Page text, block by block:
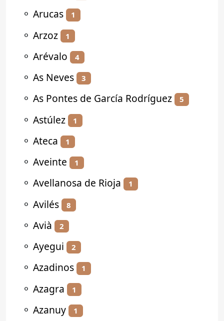
⚬ Arucas 1
⚬ Arzoz 1
⚬ Arévalo 4
⚬ As Neves 3
⚬ As Pontes de García Rodríguez 5
⚬ Astúlez 1
⚬ Ateca 1
⚬ Aveinte 1
⚬ Avellanosa de Rioja 1
⚬ Avilés 8
⚬ Avià 2
⚬ Ayegui 2
⚬ Azadinos 1
⚬ Azagra 1
⚬ Azanuy 1